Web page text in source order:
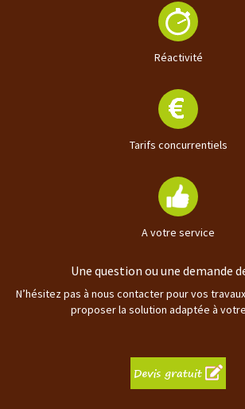
Réactivité
Tarifs concurrentiels
A votre service
Une question ou une demande
N’hésitez pas à nous contacter pour vos
proposer la solution adaptée à